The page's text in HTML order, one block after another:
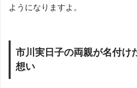
ようになりますよ。
市川実日子の両親が名付け
想い